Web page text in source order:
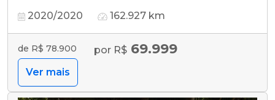
2020/2020 162.927 km
de R$ 78.900 por R$ 69.999
Ver mais